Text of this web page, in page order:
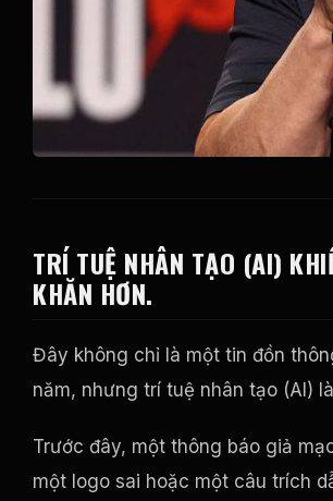
TRÍ TUỆ NHÂN TẠO (AI)
KHĂN HƠN.
Đây không chỉ là một tin đồn
năm, nhưng trí tuệ nhân tạo (AI)
Trước đây, một thông báo giả
một logo sai hoặc một câu trích